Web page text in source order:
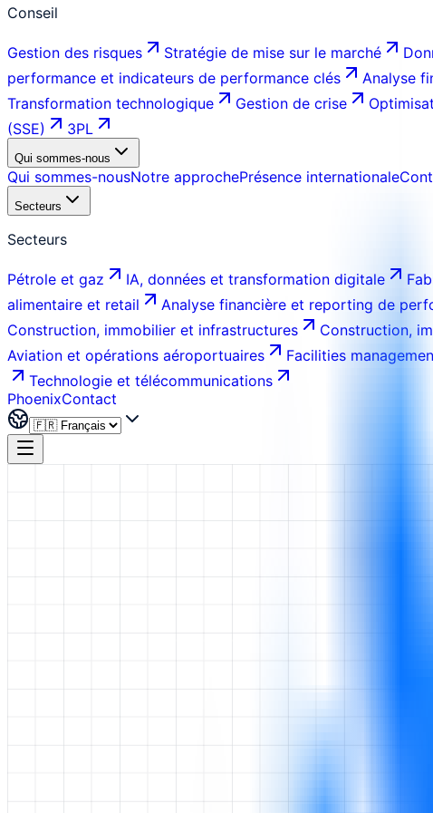
Conseil
Gestion des risques Stratégie de mise sur le marché
performance et indicateurs de performance clés
Analyse
Transformation technologique
Gestion de crise
(SSE)
3PL
Qui sommes-nous
Qui sommes-nousNotre approchePrésence internationale
Secteurs
Secteurs
Pétrole et gaz IA, données et transformation digitale
alimentaire et retail
Analyse financière et reporting de
Construction, immobilier et infrastructures
Construction,
Aviation et opérations aéroportuaires
Facilities
Technologie et télécommunications
PhoenixContact